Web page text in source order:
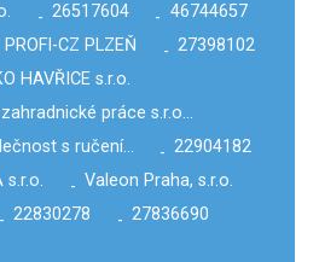
- 26517604 - 46744657
PROFI-CZ PLZEŇ - 27398102
HAVŘICE s.r.o.
práce s.r.o…
s ručení… - 22904182
s.r.o. - Valeon Praha, s.r.o.
- 22830278 - 27836690